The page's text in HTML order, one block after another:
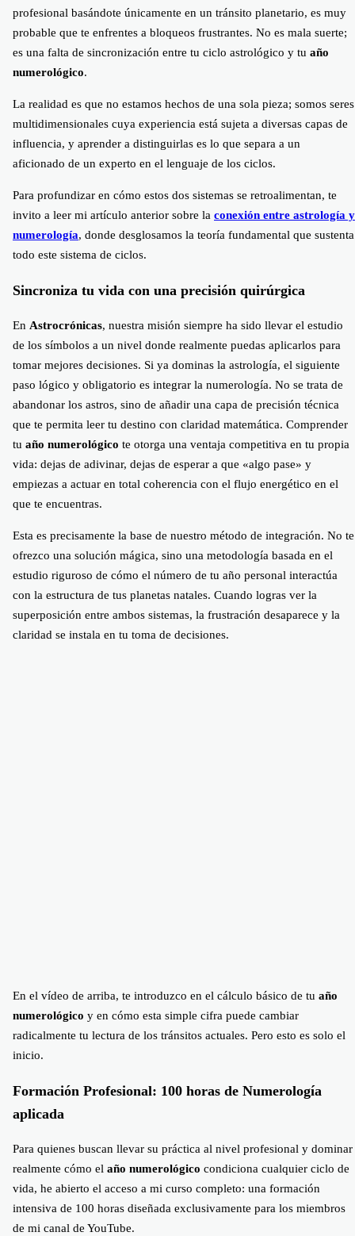
profesional basándote únicamente en un tránsito planetario, es muy
probable que te enfrentes a bloqueos frustrantes. No es mala suerte;
es una falta de sincronización entre tu ciclo astrológico y tu año
numerológico.
La realidad es que no estamos hechos de una sola pieza; somos seres
multidimensionales cuya experiencia está sujeta a diversas capas de
influencia, y aprender a distinguirlas es lo que separa a un
aficionado de un experto en el lenguaje de los ciclos.
Para profundizar en cómo estos dos sistemas se retroalimentan, te
invito a leer mi artículo anterior sobre la conexión entre astrología y
numerología, donde desglosamos la teoría fundamental que sustenta
todo este sistema de ciclos.
Sincroniza tu vida con una precisión quirúrgica
En Astrocrónicas, nuestra misión siempre ha sido llevar el estudio
de los símbolos a un nivel donde realmente puedas aplicarlos para
tomar mejores decisiones. Si ya dominas la astrología, el siguiente
paso lógico y obligatorio es integrar la numerología. No se trata de
abandonar los astros, sino de añadir una capa de precisión técnica
que te permita leer tu destino con claridad matemática. Comprender
tu año numerológico te otorga una ventaja competitiva en tu propia
vida: dejas de adivinar, dejas de esperar a que «algo pase» y
empiezas a actuar en total coherencia con el flujo energético en el
que te encuentras.
Esta es precisamente la base de nuestro método de integración. No te
ofrezco una solución mágica, sino una metodología basada en el
estudio riguroso de cómo el número de tu año personal interactúa
con la estructura de tus planetas natales. Cuando logras ver la
superposición entre ambos sistemas, la frustración desaparece y la
claridad se instala en tu toma de decisiones.
En el vídeo de arriba, te introduzco en el cálculo básico de tu año
numerológico y en cómo esta simple cifra puede cambiar
radicalmente tu lectura de los tránsitos actuales. Pero esto es solo el
inicio.
Formación Profesional: 100 horas de Numerología
aplicada
Para quienes buscan llevar su práctica al nivel profesional y dominar
realmente cómo el año numerológico condiciona cualquier ciclo de
vida, he abierto el acceso a mi curso completo: una formación
intensiva de 100 horas diseñada exclusivamente para los miembros
de mi canal de YouTube.